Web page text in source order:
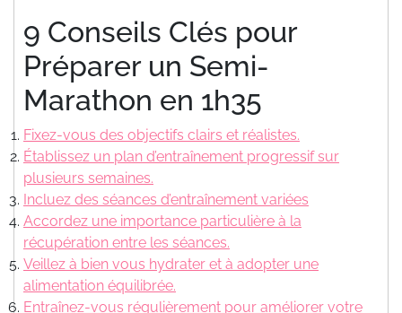
9 Conseils Clés pour
Préparer un Semi-
Marathon en 1h35
Fixez-vous des objectifs clairs et réalistes.
Établissez un plan d’entraînement progressif sur
plusieurs semaines.
Incluez des séances d’entraînement variées
Accordez une importance particulière à la
récupération entre les séances.
Veillez à bien vous hydrater et à adopter une
alimentation équilibrée.
Entraînez-vous régulièrement pour améliorer votre